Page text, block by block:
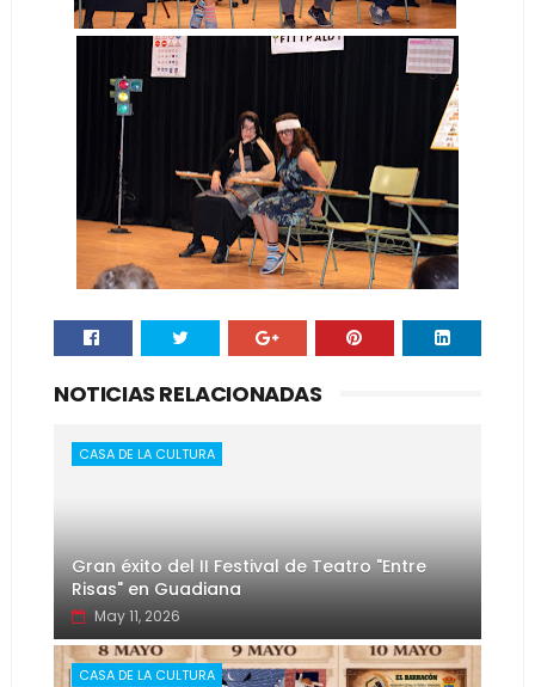
NOTICIAS RELACIONADAS
CASA DE LA CULTURA
Gran éxito del II Festival de Teatro "Entre
Risas" en Guadiana
May 11, 2026
CASA DE LA CULTURA